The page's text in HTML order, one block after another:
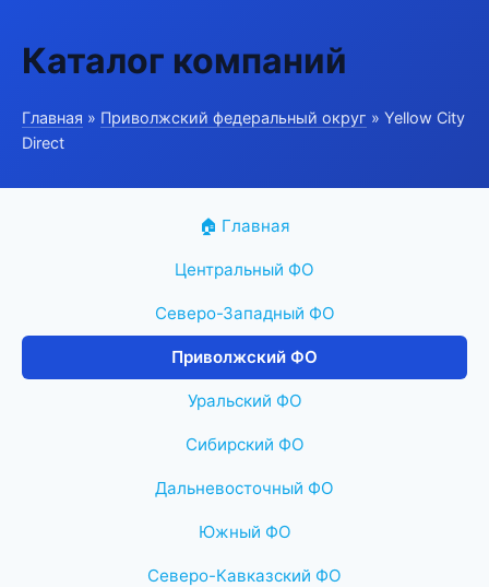
Каталог компаний
Главная » Приволжский федеральный округ » Yellow City
Direct
🏠 Главная
Центральный ФО
Северо-Западный ФО
Приволжский ФО
Уральский ФО
Сибирский ФО
Дальневосточный ФО
Южный ФО
Северо-Кавказский ФО